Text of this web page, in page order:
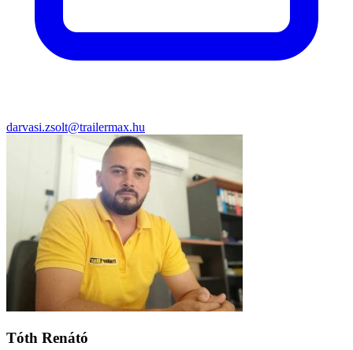
darvasi.zsolt@trailermax.hu
Tóth Renátó